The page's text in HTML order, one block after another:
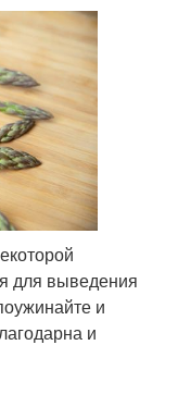
для выведения
и
и